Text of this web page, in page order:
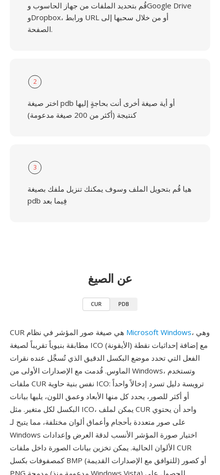
قُم بتحديد الملفات من جهاز الحاسوب وGoogle Drive
وDropbox، ورابط URL أو من خلال سحبها إلى
الصفحة.
2
اختر صيغة pdb أو أية صيغة أخرى أنت بحاجةٍ إليها
كنتيجة (أكثر من 200 صيغة مدعومة)
3
هيا قُم بتحويل الملف وسوف يمكنك تنزيل ملفك بصيغة
pdb فِيما بعد
عن الصيغ
CUR PDB
Microsoft Windows، وهي
مطابقة بنيوياً تقريباً لصيغة ICO (الأيقونة) مع إضافة إحداثيات نقطة
الفعل التي تحدد موضع البكسل الدقيق الذي تُسجَّل عنده نقرات
الماوس. قُدمت مع الإصدارات الأولى من Windows، وتستخدم
ملفات CUR نفس بنية حاوية ICO: ترويسة دليل تسرد إدخالاً واحداً
أو أكثر للصور، يحدد كل منها الأبعاد وعمق اللون، يليها بيانات
البكسل لكل متغير. مثل ICO، يمكن لملف CUR واحد أن يحتوي
على صور متعددة بأحجام وأعماق ألوان مختلفة، مما يتيح لـ
Windows اختيار صورة المؤشر الأنسب لدقة العرض وإعدادات
الألوان الحالية. يمكن تخزين بيانات الصورة داخل ملفات CUR
كمصفوفات بكسل BMP (للتوافق مع الإصدارات القديمة) أو كصور
PNG مدمجة (مدعومة منذ Windows Vista) للحصول على